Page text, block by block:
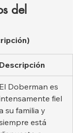
del
Descripción
El Doberman es
fiel
su familia y
está